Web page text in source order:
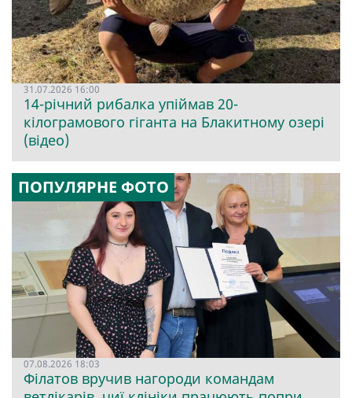
31.07.2026 16:00
14-річний рибалка упіймав 20-
кілограмового гіганта на Блакитному озері
(відео)
ПОПУЛЯРНЕ ФОТО
07.08.2026 18:03
Філатов вручив нагороди командам